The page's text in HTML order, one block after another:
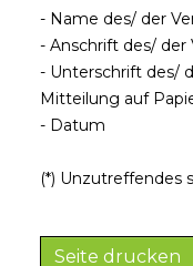
- Name des/ der
- Anschrift des/ der
- Unterschrift des/
Mitteilung auf
- Datum
(*) Unzutreffendes